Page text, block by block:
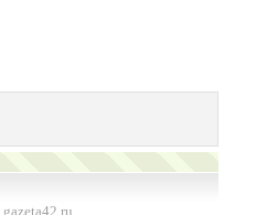
gazeta42.ru